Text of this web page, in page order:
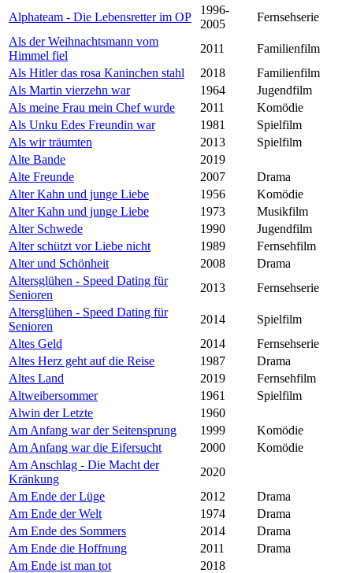
Alphateam - Die Lebensretter im OP
1996-
2005
Fernsehserie
Als der Weihnachtsmann vom
Himmel fiel
2011
Familienfilm
Als Hitler das rosa Kaninchen stahl
2018
Familienfilm
Als Martin vierzehn war
1964
Jugendfilm
Als meine Frau mein Chef wurde
2011
Komödie
Als Unku Edes Freundin war
1981
Spielfilm
Als wir träumten
2013
Spielfilm
Alte Bande
2019
Alte Freunde
2007
Drama
Alter Kahn und junge Liebe
1956
Komödie
Alter Kahn und junge Liebe
1973
Musikfilm
Alter Schwede
1990
Jugendfilm
Alter schützt vor Liebe nicht
1989
Fernsehfilm
Alter und Schönheit
2008
Drama
Altersglühen - Speed Dating für
Senioren
2013
Fernsehserie
Altersglühen - Speed Dating für
Senioren
2014
Spielfilm
Altes Geld
2014
Fernsehserie
Altes Herz geht auf die Reise
1987
Drama
Altes Land
2019
Fernsehfilm
Altweibersommer
1961
Spielfilm
Alwin der Letzte
1960
Am Anfang war der Seitensprung
1999
Komödie
Am Anfang war die Eifersucht
2000
Komödie
Am Anschlag - Die Macht der
Kränkung
2020
Am Ende der Lüge
2012
Drama
Am Ende der Welt
1974
Drama
Am Ende des Sommers
2014
Drama
Am Ende die Hoffnung
2011
Drama
Am Ende ist man tot
2018